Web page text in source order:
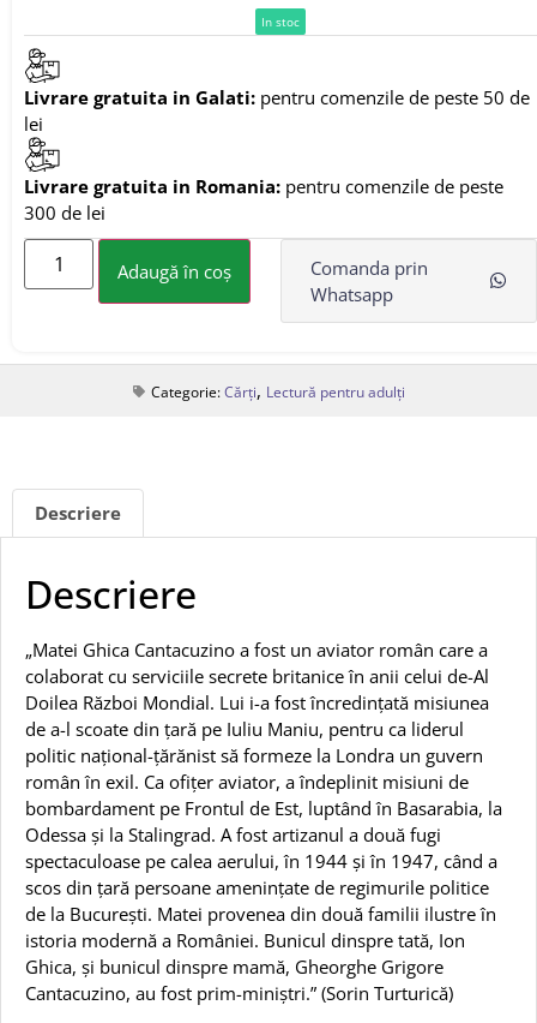
In stoc
Livrare gratuita in Galati: pentru comenzile de peste 50 de
lei
Livrare gratuita in Romania: pentru comenzile de peste
300 de lei
Adaugă în coș
Comanda prin
Whatsapp
Categorie:Cărți, Lectură pentru adulți
Descriere
Descriere
„Matei Ghica Cantacuzino a fost un aviator român care a
colaborat cu serviciile secrete britanice în anii celui de-Al
Doilea Război Mondial. Lui i-a fost încredințată misiunea
de a-l scoate din țară pe Iuliu Maniu, pentru ca liderul
politic național-țărănist să formeze la Londra un guvern
român în exil. Ca ofițer aviator, a îndeplinit misiuni de
bombardament pe Frontul de Est, luptând în Basarabia, la
Odessa și la Stalingrad. A fost artizanul a două fugi
spectaculoase pe calea aerului, în 1944 și în 1947, când a
scos din țară persoane amenințate de regimurile politice
de la București. Matei provenea din două familii ilustre în
istoria modernă a României. Bunicul dinspre tată, Ion
Ghica, și bunicul dinspre mamă, Gheorghe Grigore
Cantacuzino, au fost prim-miniștri.” (Sorin Turturică)